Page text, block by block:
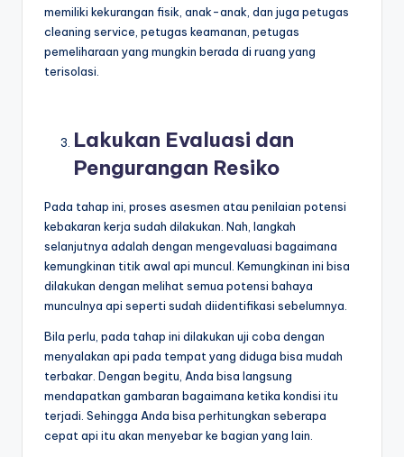
memiliki kekurangan fisik, anak-anak, dan juga petugas
cleaning service, petugas keamanan, petugas
pemeliharaan yang mungkin berada di ruang yang
terisolasi.
Lakukan Evaluasi dan
Pengurangan Resiko
Pada tahap ini, proses asesmen atau penilaian potensi
kebakaran kerja sudah dilakukan. Nah, langkah
selanjutnya adalah dengan mengevaluasi bagaimana
kemungkinan titik awal api muncul. Kemungkinan ini bisa
dilakukan dengan melihat semua potensi bahaya
munculnya api seperti sudah diidentifikasi sebelumnya.
Bila perlu, pada tahap ini dilakukan uji coba dengan
menyalakan api pada tempat yang diduga bisa mudah
terbakar. Dengan begitu, Anda bisa langsung
mendapatkan gambaran bagaimana ketika kondisi itu
terjadi. Sehingga Anda bisa perhitungkan seberapa
cepat api itu akan menyebar ke bagian yang lain.